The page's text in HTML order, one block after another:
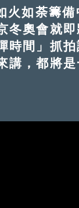
火如荼籌備
冬奧會就
時間」抓
講，都將